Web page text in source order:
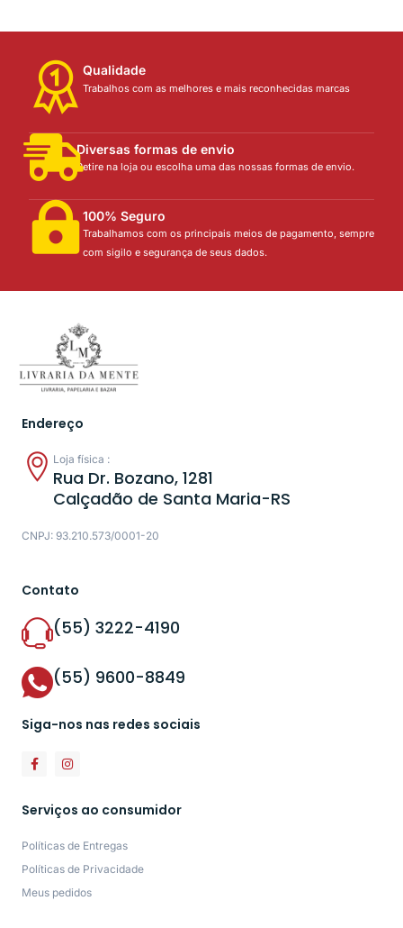
Qualidade
Trabalhos com as melhores e mais reconhecidas marcas
Diversas formas de envio
Retire na loja ou escolha uma das nossas formas de envio.
100% Seguro
Trabalhamos com os principais meios de pagamento, sempre
com sigilo e segurança de seus dados.
Endereço
Loja física :
Rua Dr. Bozano, 1281
Calçadão de Santa Maria-RS
CNPJ: 93.210.573/0001-20
Contato
(55) 3222-4190
(55) 9600-8849
Siga-nos nas redes sociais
Serviços ao consumidor
Políticas de Entregas
Políticas de Privacidade
Meus pedidos